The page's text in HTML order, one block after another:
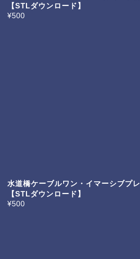
【STLダウンロード】
¥500
水道橋ケーブルワン・イマーシブプ
【STLダウンロード】
¥500